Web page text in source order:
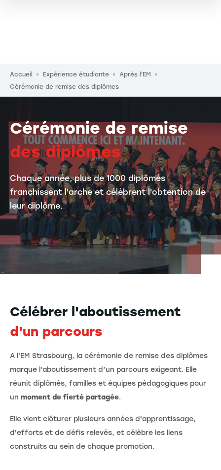
Fil d'Ariane
Accueil Expérience étudiante
Après l'EM
Cérémonie de remise des diplômes
Cérémonie de remise
des diplômes
Chaque année, plus de 1000 diplômés
franchissent l'arche et célèbrent l'obtention de
leur diplôme.
Célébrer l'aboutissement
d'un parcours
A l'EM Strasbourg, la cérémonie de remise des diplômes
marque l'aboutissement d’un parcours exigeant. Elle
réunit diplômés, familles et équipes pédagogiques pour
un moment de fierté partagée.
Elle vient clôturer plusieurs années d'apprentissage,
d'efforts et de défis relevés, et célèbre les liens
construits au sein de chaque promotion.